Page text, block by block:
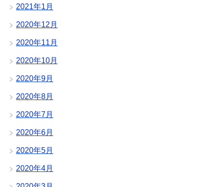
2021年1月
2020年12月
2020年11月
2020年10月
2020年9月
2020年8月
2020年7月
2020年6月
2020年5月
2020年4月